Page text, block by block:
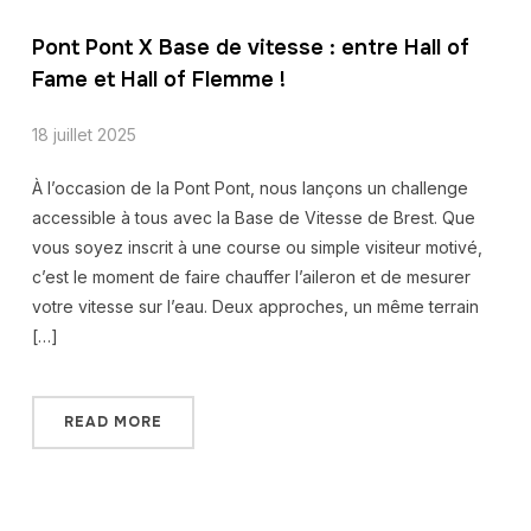
Pont Pont X Base de vitesse : entre Hall of
Fame et Hall of Flemme !
18 juillet 2025
À l’occasion de la Pont Pont, nous lançons un challenge
accessible à tous avec la Base de Vitesse de Brest. Que
vous soyez inscrit à une course ou simple visiteur motivé,
c’est le moment de faire chauffer l’aileron et de mesurer
votre vitesse sur l’eau. Deux approches, un même terrain
[…]
READ MORE